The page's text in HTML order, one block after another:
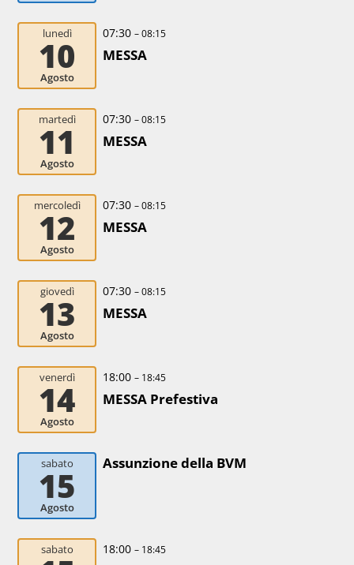
lunedì
10
Agosto
07:30 – 08:15
MESSA
martedì
11
Agosto
07:30 – 08:15
MESSA
mercoledì
12
Agosto
07:30 – 08:15
MESSA
giovedì
13
Agosto
07:30 – 08:15
MESSA
venerdì
14
Agosto
18:00 – 18:45
MESSA Prefestiva
sabato
15
Agosto
Assunzione della BVM
sabato 18:00 – 18:45